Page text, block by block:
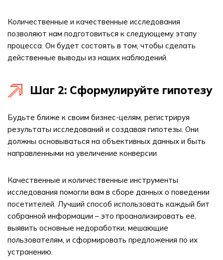
Количественные и качественные исследования
позволяют нам подготовиться к следующему этапу
процесса. Он будет состоять в том, чтобы сделать
действенные выводы из наших наблюдений.
Шаг 2: Сформулируйте гипотезу
Будьте ближе к своим бизнес-целям, регистрируя
результаты исследований и создавая гипотезы. Они
должны основываться на объективных данных и быть
направленными на увеличение конверсии
Качественные и количественные инструменты
исследования помогли вам в сборе данных о поведении
посетителей. Лучший способ использовать каждый бит
собранной информации – это проанализировать ее,
выявить основные недоработки, мешающие
пользователям, и сформировать предложения по их
устранению.